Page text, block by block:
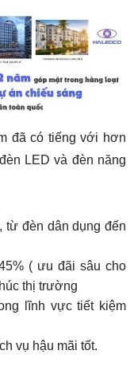
đã có tiếng với hơn
LED và đèn năng
từ đèn dân dụng đến
( ưu đãi sâu cho
thị trường
lĩnh vực tiết kiệm
vụ hậu mãi tốt.